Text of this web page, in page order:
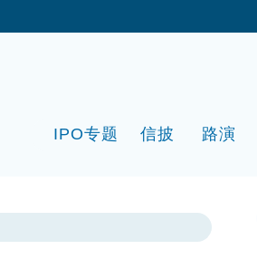
IPO专题 信披 路演